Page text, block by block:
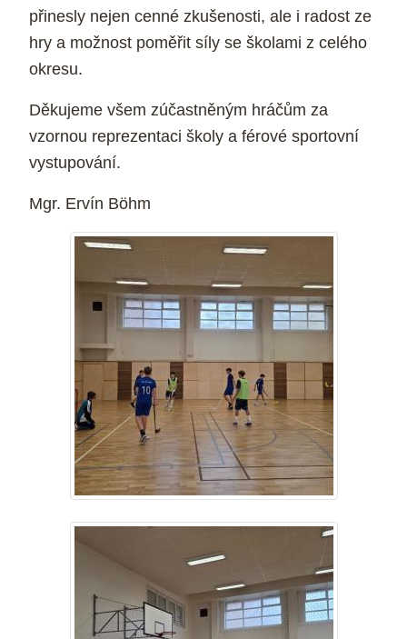
přinesly nejen cenné zkušenosti, ale i radost ze
hry a možnost poměřit síly se školami z celého
okresu.
Děkujeme všem zúčastněným hráčům za
vzornou reprezentaci školy a férové sportovní
vystupování.
Mgr. Ervín Böhm